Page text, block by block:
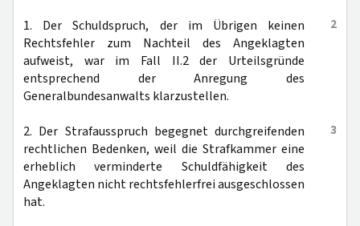
2
1. Der Schuldspruch, der im Übrigen keinen
Rechtsfehler zum Nachteil des Angeklagten
aufweist, war im Fall II.2 der Urteilsgründe
entsprechend der Anregung des
Generalbundesanwalts klarzustellen.
3
2. Der Strafausspruch begegnet durchgreifenden
rechtlichen Bedenken, weil die Strafkammer eine
erheblich verminderte Schuldfähigkeit des
Angeklagten nicht rechtsfehlerfrei ausgeschlossen
hat.